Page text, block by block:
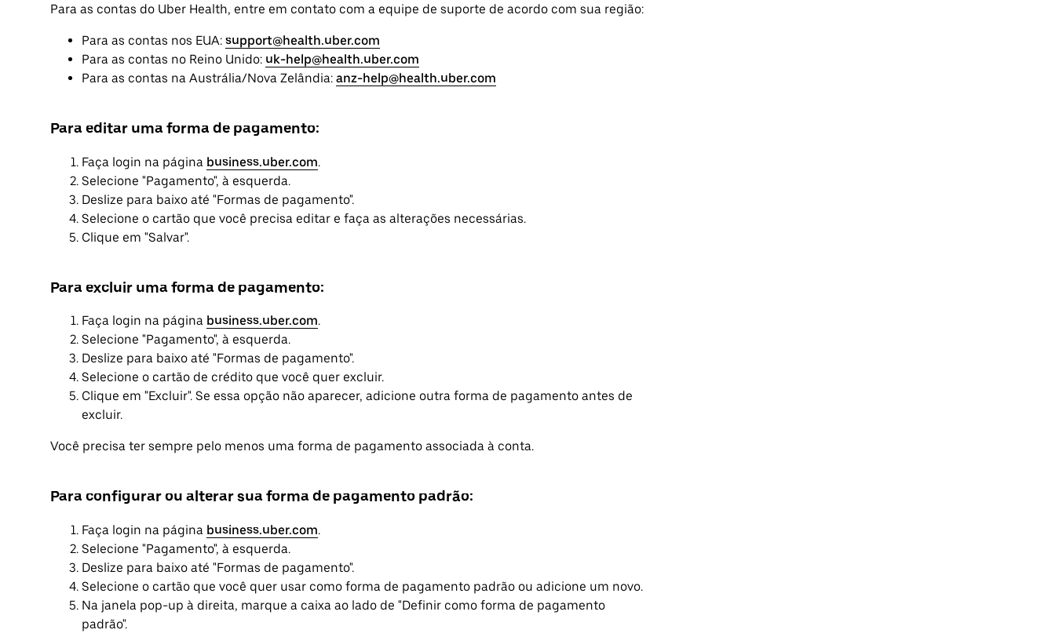
Para as contas do Uber Health, entre em contato com a equipe de suporte de acordo com sua região:
Para as contas nos EUA: support@health.uber.com
Para as contas no Reino Unido: uk-help@health.uber.com
Para as contas na Austrália/Nova Zelândia: anz-help@health.uber.com
Para editar uma forma de pagamento:
Faça login na página business.uber.com.
Selecione "Pagamento", à esquerda.
Deslize para baixo até "Formas de pagamento".
Selecione o cartão que você precisa editar e faça as alterações necessárias.
Clique em "Salvar".
Para excluir uma forma de pagamento:
Faça login na página business.uber.com.
Selecione "Pagamento", à esquerda.
Deslize para baixo até "Formas de pagamento".
Selecione o cartão de crédito que você quer excluir.
Clique em "Excluir". Se essa opção não aparecer, adicione outra forma de pagamento antes de
excluir.
Você precisa ter sempre pelo menos uma forma de pagamento associada à conta.
Para configurar ou alterar sua forma de pagamento padrão:
Faça login na página business.uber.com.
Selecione "Pagamento", à esquerda.
Deslize para baixo até "Formas de pagamento".
Selecione o cartão que você quer usar como forma de pagamento padrão ou adicione um novo.
Na janela pop-up à direita, marque a caixa ao lado de "Definir como forma de pagamento
padrão".